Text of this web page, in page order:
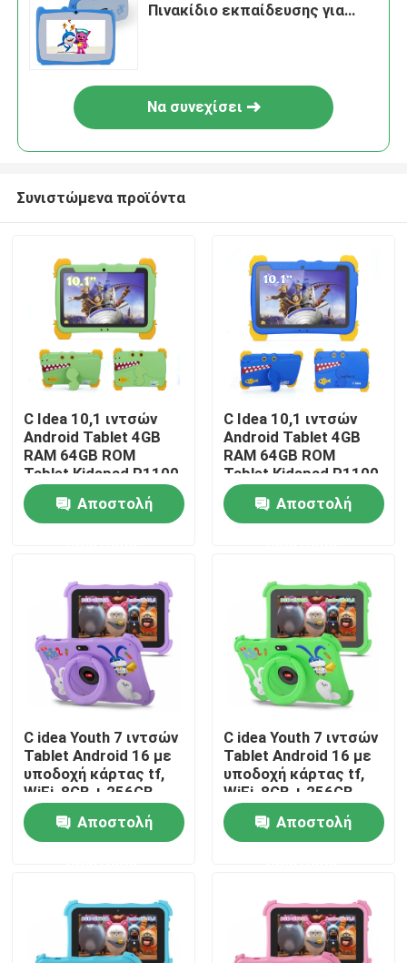
Αρχική Σελίδα
Προϊόντα
Εμφάνιση VR
Σχετικά με εμάς
Ποιοτικός έλεγχος
επαφή
Ζητήστε ένα απόσπασμα
Πινακίδιο εκπαίδευσης για
Να συνεχίσει
Συνιστώμενα προϊόντα
C Idea 10,1 ιντσών
Android Tablet 4GB
RAM 64GB ROM
Tablet Kidspad P1100
Αποστολή
C Idea 10,1 ιντσών
Android Tablet 4GB
RAM 64GB ROM
Tablet Kidspad P1100
Αποστολή
C idea Youth 7 ιντσών
Tablet Android 16 με
υποδοχή κάρτας tf,
WiFi, 8GB + 256GB,
1024*600 CM89
Αποστολή
C idea Youth 7 ιντσών
Tablet Android 16 με
υποδοχή κάρτας tf,
WiFi, 8GB + 256GB,
1024*600 CM89
Αποστολή